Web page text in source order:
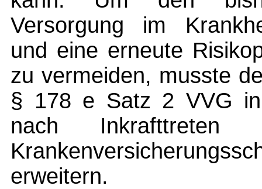
Versorgung im
und eine erneute
zu vermeiden, musste
§ 178 e Satz 2 VVG
nach Inkrafttreten
erweitern.